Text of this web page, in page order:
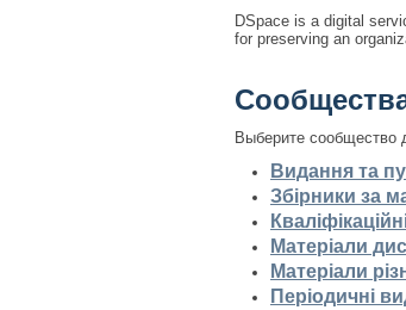
DSpace is a digital
for preserving an
Выберите сообщество
Видання та
Збірники за
Матеріали
Матеріали
Періодичні